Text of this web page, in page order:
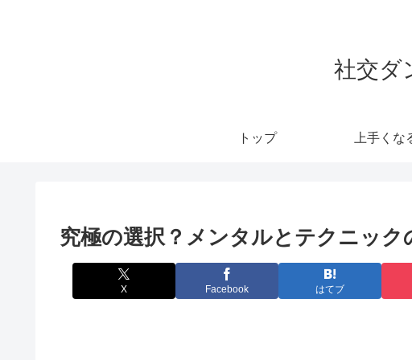
社交ダ
トップ 上手くな
究極の選択？メンタルとテクニック
X Facebook はてブ